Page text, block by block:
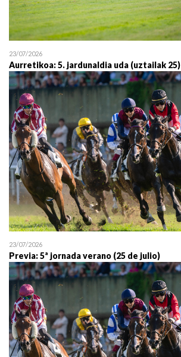
23/07/2026
Aurretikoa: 5. jardunaldia uda (uztailak 25)
23/07/2026
Previa: 5ª jornada verano (25 de julio)